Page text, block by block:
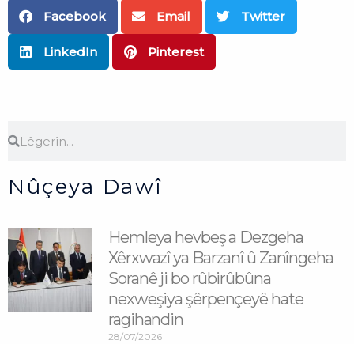
Facebook Email Twitter
LinkedIn Pinterest
Nûçeya Dawî
Hemleya hevbeş a Dezgeha
Xêrxwazî ya Barzanî û Zanîngeha
Soranê ji bo rûbirûbûna
nexweşiya şêrpençeyê hate
ragihandin
28/07/2026